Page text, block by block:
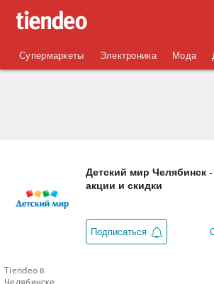
Супермаркеты Электроника Мода
Tiendeo в
Детский мир Челябинск -
акции и скидки
Подписаться